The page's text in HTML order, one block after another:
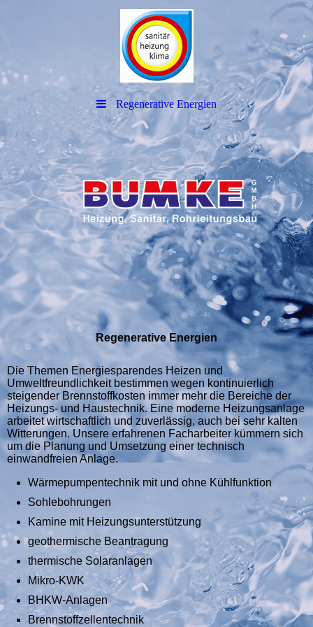
Regenerative Energien
Regenerative Energien
Die Themen Energiesparendes Heizen und
Umweltfreundlichkeit bestimmen wegen kontinuierlich
steigender Brennstoffkosten immer mehr die Bereiche der
Heizungs- und Haustechnik. Eine moderne Heizungsanlage
arbeitet wirtschaftlich und zuverlässig, auch bei sehr kalten
Witterungen. Unsere erfahrenen Facharbeiter kümmern sich
um die Planung und Umsetzung einer technisch
einwandfreien Anlage.
Wärmepumpentechnik mit und ohne Kühlfunktion
Sohlebohrungen
Kamine mit Heizungsunterstützung
geothermische Beantragung
thermische Solaranlagen
Mikro-KWK
BHKW-Anlagen
Brennstoffzellentechnik